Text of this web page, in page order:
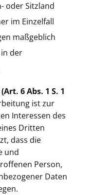
oder Sitzland
im Einzelfall
maßgeblich
der
6 Abs. 1 S. 1
ist zur
Interessen des
Dritten
dass die
und
Person,
Daten